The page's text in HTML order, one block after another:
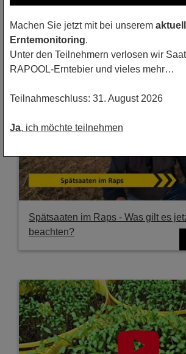
Rapsanbau mit dem FarmDroid
Spätsaaten im Raps - Was gilt es
beachten?
Machen Sie jetzt mit bei unserem
Erntemonitoring.
Unter den Teilnehmern verlosen wir
RAPOOL-Erntebier und vieles mehr…
Teilnahmeschluss: 31. August 2026
Ja, ich möchte teilnehmen